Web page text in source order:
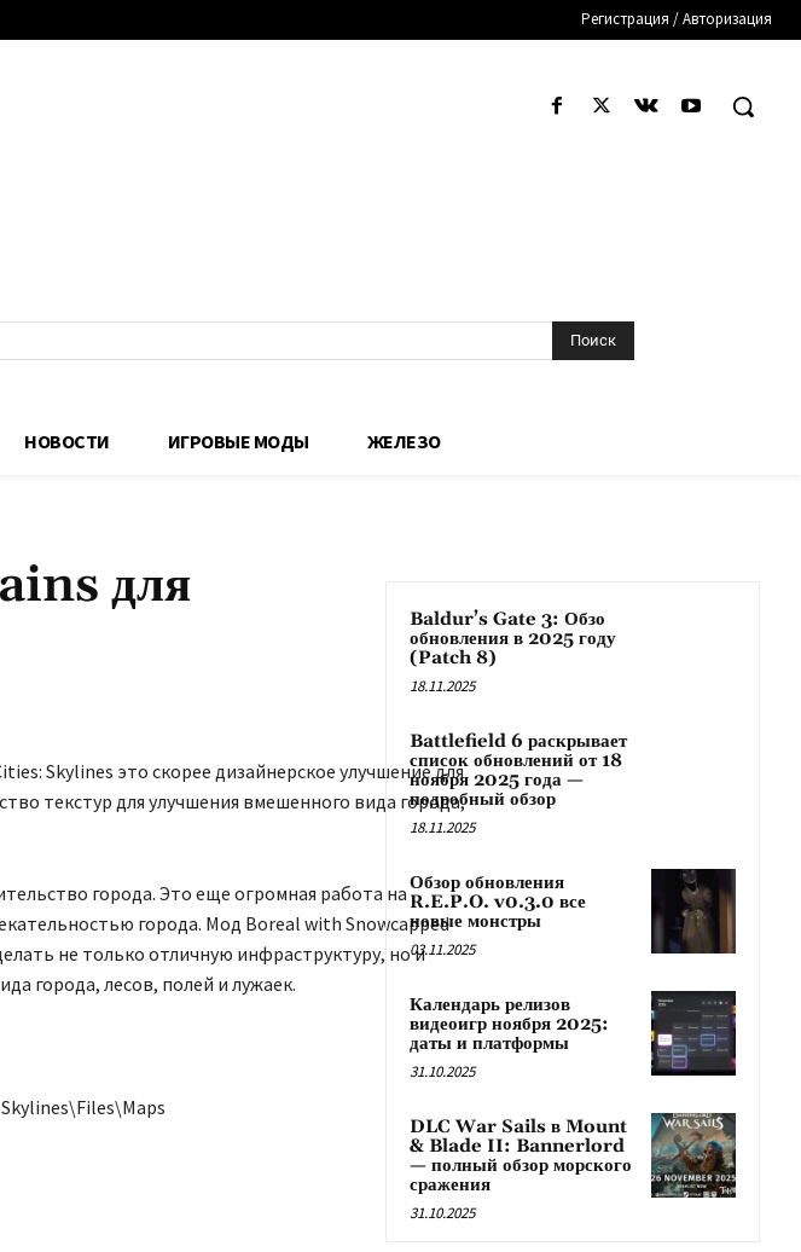
Регистрация / Авторизация
Поиск
НОВОСТИ ИГРОВЫЕ МОДЫ ЖЕЛЕЗО
для
Skylines это скорее дизайнерское улучшение для
текстур для улучшения вмешенного вида города,
города. Это еще огромная работа на
города. Мод Boreal with Snowcapped
не только отличную инфраструктуру, но и
города, лесов, полей и лужаек.
Baldur’s Gate 3: Обзо
обновления в 2025 году
(Patch 8)
18.11.2025
Battlefield 6 раскрывает
список обновлений от 18
ноября 2025 года —
подробный обзор
18.11.2025
Обзор обновления
R.E.P.O. v0.3.0 все
новые монстры
03.11.2025
Календарь релизов
видеоигр ноября 2025:
даты и платформы
31.10.2025
DLC War Sails в Mount
& Blade II: Bannerlord
— полный обзор морского
сражения
31.10.2025